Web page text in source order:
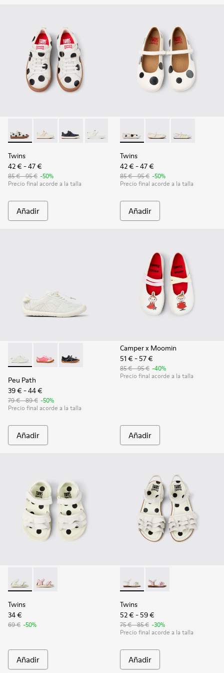
Twins - K800247-031 - Sneakers de piel blancas para niños.
Twins - K800247-030
Twins - K800247-028 - Sneakers de piel
Twins - K800247-024
Twins
42 € - 47 €
85 € - 95 € -50%
Precio final acorde a la talla
Añadir
Twins - K800486-011 -
Twins - K800486-007
Twins -
Twins
42 € - 47 €
85 € - 95 € -50%
Precio final acorde a la talla
Añadir
Peu Path - K800691-001 - Sneakers de tejido y piel blancas
Peu Path - K800691-003
Peu Path - K800691-002 - Sneakers de
Peu Path
39 € - 44 €
79 € - 89 € -50%
Precio final acorde a la talla
Añadir
Camper x Moomin
51 € - 57 €
85 € - 95 € -40%
Precio final acorde a la talla
Añadir
Twins - K800678-001 - Sandalias de piel blancas para niños.
Twins - K800678-002
Twins
34 €
69 € -50%
Añadir
Twins - K800676-001 -
Twins - K800676-003
Twins
52 € - 59 €
75 € - 85 € -30%
Precio final acorde a la talla
Añadir